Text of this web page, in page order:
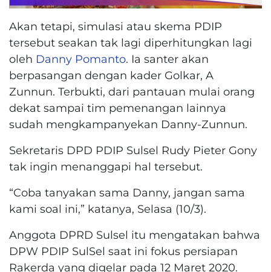
Akan tetapi, simulasi atau skema PDIP
tersebut seakan tak lagi diperhitungkan lagi
oleh Danny Pomanto. Ia santer akan
berpasangan dengan kader Golkar, A
Zunnun. Terbukti, dari pantauan mulai orang
dekat sampai tim pemenangan lainnya
sudah mengkampanyekan Danny-Zunnun.
Sekretaris DPD PDIP Sulsel Rudy Pieter Gony
tak ingin menanggapi hal tersebut.
“Coba tanyakan sama Danny, jangan sama
kami soal ini,” katanya, Selasa (10/3).
Anggota DPRD Sulsel itu mengatakan bahwa
DPW PDIP SulSel saat ini fokus persiapan
Rakerda yang digelar pada 12 Maret 2020.